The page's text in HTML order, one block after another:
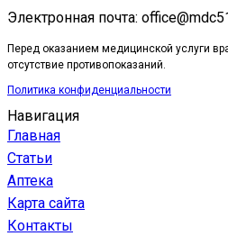
Электронная почта:
Перед оказанием медицинской услуги
отсутствие противопоказаний.
Политика конфиденциальности
Навигация
Главная
Статьи
Аптека
Карта сайта
Контакты